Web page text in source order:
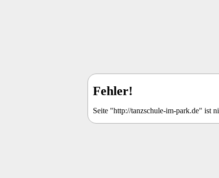
Fehler!
Seite "http://tanzschule-im-park.de" ist